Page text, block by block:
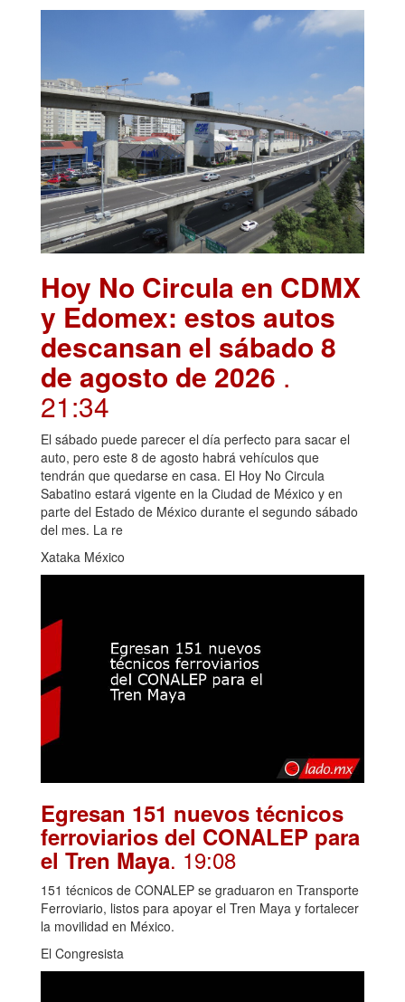
Hoy No Circula en CDMX
y Edomex: estos autos
descansan el sábado 8
de agosto de 2026 .
21:34
El sábado puede parecer el día perfecto para sacar el
auto, pero este 8 de agosto habrá vehículos que
tendrán que quedarse en casa. El Hoy No Circula
Sabatino estará vigente en la Ciudad de México y en
parte del Estado de México durante el segundo sábado
del mes. La re
Xataka México
Egresan 151 nuevos técnicos
ferroviarios del CONALEP para
el Tren Maya. 19:08
151 técnicos de CONALEP se graduaron en Transporte
Ferroviario, listos para apoyar el Tren Maya y fortalecer
la movilidad en México.
El Congresista